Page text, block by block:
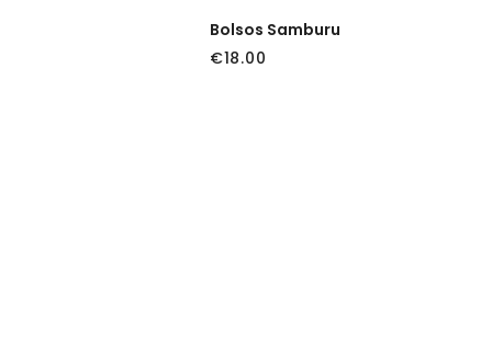
Bolsos Samburu
€18.00